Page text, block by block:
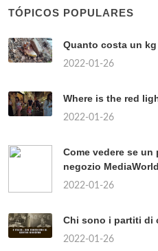
TÓPICOS POPULARES
Quanto costa un
2022-01-26
Where is the red
2022-01-26
Come vedere se
negozio
2022-01-26
Chi sono i partiti di
2022-01-26